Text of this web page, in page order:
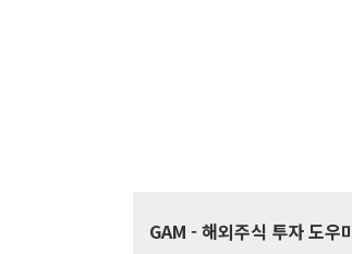
GAM - 해외주식 투자 도우